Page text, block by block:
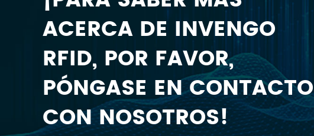
ACERCA DE INVENGO
RFID, POR FAVOR,
PÓNGASE EN CONTACTO
CON NOSOTROS!